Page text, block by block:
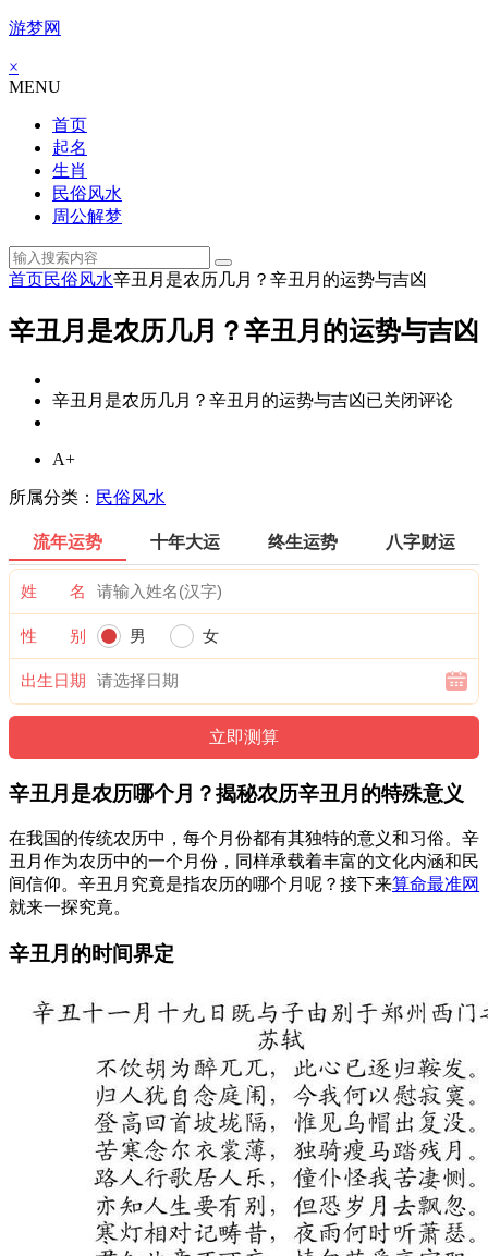
游梦网
×
MENU
首页
起名
生肖
民俗风水
周公解梦
首页民俗风水辛丑月是农历几月？辛丑月的运势与吉凶
辛丑月是农历几月？辛丑月的运势与吉凶
辛丑月是农历几月？辛丑月的运势与吉凶已关闭评论
A+
所属分类： 民俗风水
流年运势 十年大运 终生运势 八字财运
姓 名
性 别 男 女
出生日期
辛丑月是农历哪个月？揭秘农历辛丑月的特殊意义
在我国的传统农历中，每个月份都有其独特的意义和习俗。辛
丑月作为农历中的一个月份，同样承载着丰富的文化内涵和民
间信仰。辛丑月究竟是指农历的哪个月呢？接下来算命最准网
就来一探究竟。
辛丑月的时间界定